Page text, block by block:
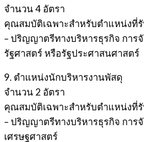
จํานวน 4 อัตรา
คุณสมบัติเฉพาะสำหรับตำแหน่งที่
– ปริญญาตรีทางบริหารธุรกิจ การ
รัฐศาสตร์ หรือรัฐประศาสนศาสตร์
9. ตำแหน่งนักบริหารงานพัสดุ
จํานวน 2 อัตรา
คุณสมบัติเฉพาะสำหรับตำแหน่งที่
– ปริญญาตรีทางบริหารธุรกิจ การ
เศรษฐศาสตร์